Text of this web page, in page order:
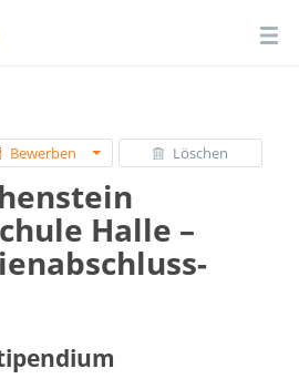
Bewerben Löschen
Halle –